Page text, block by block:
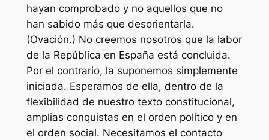
hayan comprobado y no aquellos que no
han sabido más que desorientarla.
(Ovación.) No creemos nosotros que la labor
de la República en España está concluida.
Por el contrario, la suponemos simplemente
iniciada. Esperamos de ella, dentro de la
flexibilidad de nuestro texto constitucional,
amplias conquistas en el orden político y en
el orden social. Necesitamos el contacto